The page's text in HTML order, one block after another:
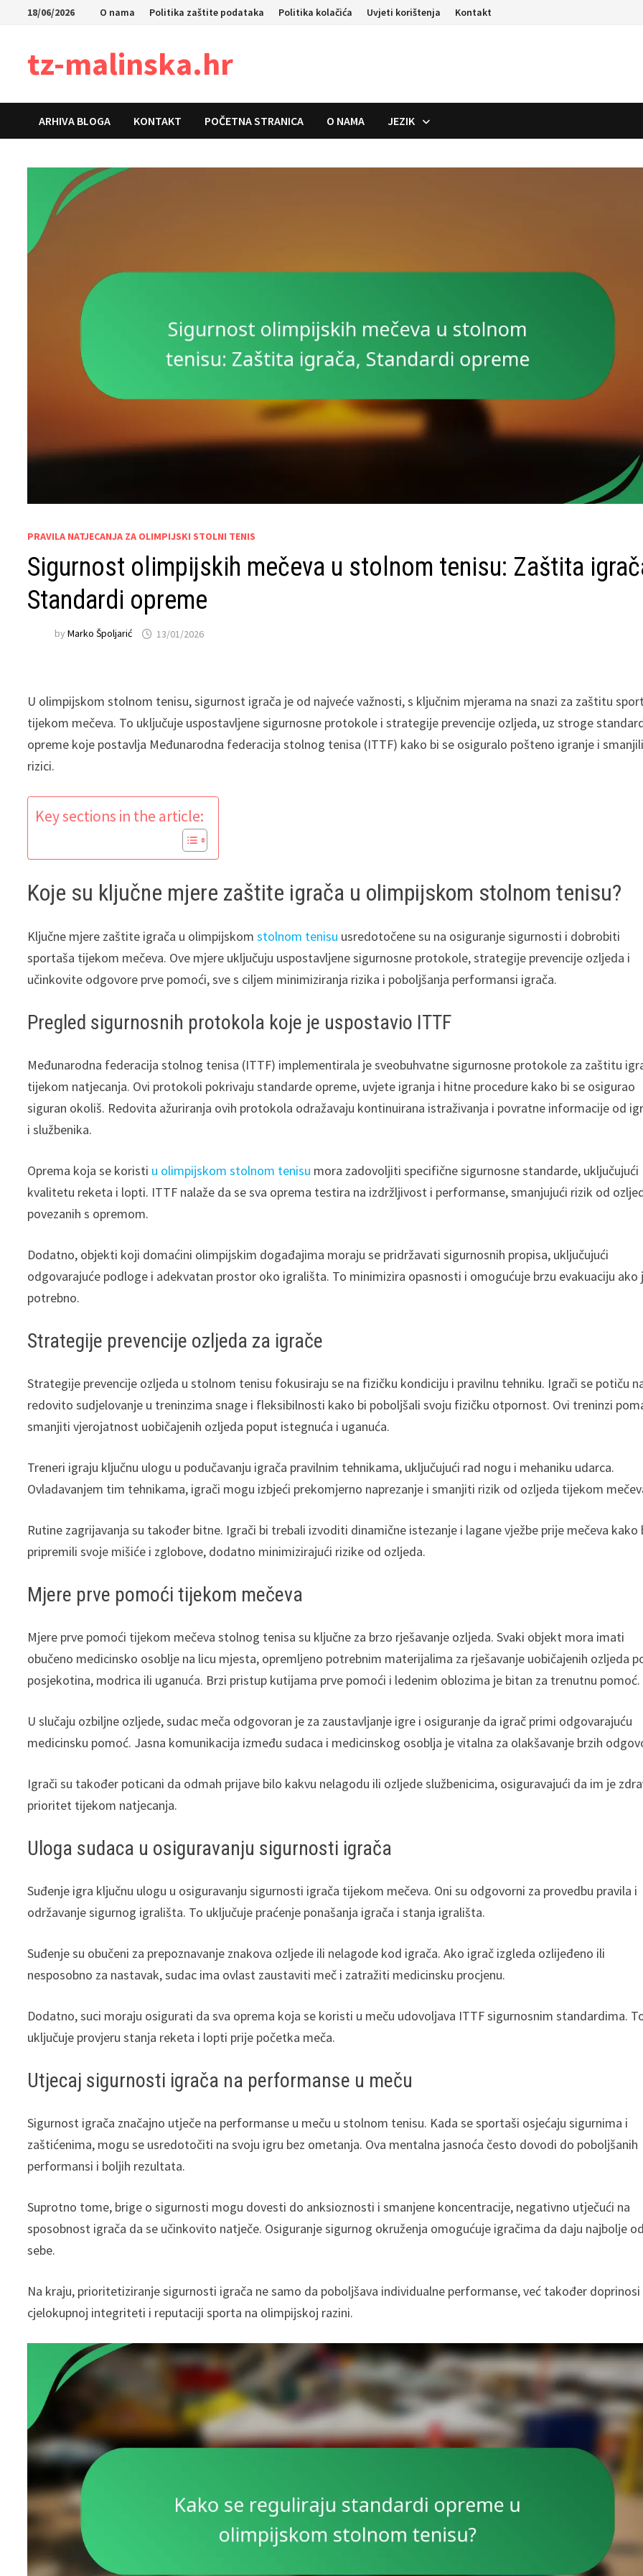
18/06/2026 O nama Politika zaštite podataka Politika kolačića Uvjeti korištenja Kontakt
tz-malinska.hr
ARHIVA BLOGA KONTAKT POČETNA STRANICA O NAMA JEZIK
PRAVILA NATJECANJA ZA OLIMPIJSKI STOLNI TENIS
Sigurnost olimpijskih mečeva u stolnom tenisu: Zaštita
Standardi opreme
byMarko Špoljarić 13/01/2026
U olimpijskom stolnom tenisu, sigurnost igrača je od najveće važnosti, s ključnim mjerama na snazi za zaštitu
tijekom mečeva. To uključuje uspostavljene sigurnosne protokole i strategije prevencije ozljeda, uz stroge
opreme koje postavlja Međunarodna federacija stolnog tenisa (ITTF) kako bi se osiguralo pošteno igranje i smanjili
rizici.
Key sections in the article:
Koje su ključne mjere zaštite igrača u olimpijskom stolnom tenisu?
Ključne mjere zaštite igrača u olimpijskomstolnom tenisu usredotočene su na osiguranje sigurnosti i dobrobiti
sportaša tijekom mečeva. Ove mjere uključuju uspostavljene sigurnosne protokole, strategije prevencije ozljeda i
učinkovite odgovore prve pomoći, sve s ciljem minimiziranja rizika i poboljšanja performansi igrača.
Pregled sigurnosnih protokola koje je uspostavio ITTF
Međunarodna federacija stolnog tenisa (ITTF) implementirala je sveobuhvatne sigurnosne protokole za zaštitu
tijekom natjecanja. Ovi protokoli pokrivaju standarde opreme, uvjete igranja i hitne procedure kako bi se osigurao
siguran okoliš. Redovita ažuriranja ovih protokola odražavaju kontinuirana istraživanja i povratne informacije od
i službenika.
Oprema koja se koristi u olimpijskom stolnom tenisu mora zadovoljiti specifične sigurnosne standarde, uključujući
kvalitetu reketa i lopti. ITTF nalaže da se sva oprema testira na izdržljivost i performanse, smanjujući rizik od
povezanih s opremom.
Dodatno, objekti koji domaćini olimpijskim događajima moraju se pridržavati sigurnosnih propisa, uključujući
odgovarajuće podloge i adekvatan prostor oko igrališta. To minimizira opasnosti i omogućuje brzu evakuaciju ako
potrebno.
Strategije prevencije ozljeda za igrače
Strategije prevencije ozljeda u stolnom tenisu fokusiraju se na fizičku kondiciju i pravilnu tehniku. Igrači se potiču
redovito sudjelovanje u treninzima snage i fleksibilnosti kako bi poboljšali svoju fizičku otpornost. Ovi treninzi
smanjiti vjerojatnost uobičajenih ozljeda poput istegnuća i uganuća.
Treneri igraju ključnu ulogu u podučavanju igrača pravilnim tehnikama, uključujući rad nogu i mehaniku udarca.
Ovladavanjem tim tehnikama, igrači mogu izbjeći prekomjerno naprezanje i smanjiti rizik od ozljeda tijekom
Rutine zagrijavanja su također bitne. Igrači bi trebali izvoditi dinamične istezanje i lagane vježbe prije mečeva kako
pripremili svoje mišiće i zglobove, dodatno minimizirajući rizike od ozljeda.
Mjere prve pomoći tijekom mečeva
Mjere prve pomoći tijekom mečeva stolnog tenisa su ključne za brzo rješavanje ozljeda. Svaki objekt mora imati
obučeno medicinsko osoblje na licu mjesta, opremljeno potrebnim materijalima za rješavanje uobičajenih ozljeda
posjekotina, modrica ili uganuća. Brzi pristup kutijama prve pomoći i ledenim oblozima je bitan za trenutnu pomoć.
U slučaju ozbiljne ozljede, sudac meča odgovoran je za zaustavljanje igre i osiguranje da igrač primi odgovarajuću
medicinsku pomoć. Jasna komunikacija između sudaca i medicinskog osoblja je vitalna za olakšavanje brzih
Igrači su također poticani da odmah prijave bilo kakvu nelagodu ili ozljede službenicima, osiguravajući da im je
prioritet tijekom natjecanja.
Uloga sudaca u osiguravanju sigurnosti igrača
Suđenje igra ključnu ulogu u osiguravanju sigurnosti igrača tijekom mečeva. Oni su odgovorni za provedbu pravila i
održavanje sigurnog igrališta. To uključuje praćenje ponašanja igrača i stanja igrališta.
Suđenje su obučeni za prepoznavanje znakova ozljede ili nelagode kod igrača. Ako igrač izgleda ozlijeđeno ili
nesposobno za nastavak, sudac ima ovlast zaustaviti meč i zatražiti medicinsku procjenu.
Dodatno, suci moraju osigurati da sva oprema koja se koristi u meču udovoljava ITTF sigurnosnim standardima.
uključuje provjeru stanja reketa i lopti prije početka meča.
Utjecaj sigurnosti igrača na performanse u meču
Sigurnost igrača značajno utječe na performanse u meču u stolnom tenisu. Kada se sportaši osjećaju sigurnima i
zaštićenima, mogu se usredotočiti na svoju igru bez ometanja. Ova mentalna jasnoća često dovodi do poboljšanih
performansi i boljih rezultata.
Suprotno tome, brige o sigurnosti mogu dovesti do anksioznosti i smanjene koncentracije, negativno utječući na
sposobnost igrača da se učinkovito natječe. Osiguranje sigurnog okruženja omogućuje igračima da daju najbolje od
sebe.
Na kraju, prioritetiziranje sigurnosti igrača ne samo da poboljšava individualne performanse, već također doprinosi
cjelokupnoj integriteti i reputaciji sporta na olimpijskoj razini.